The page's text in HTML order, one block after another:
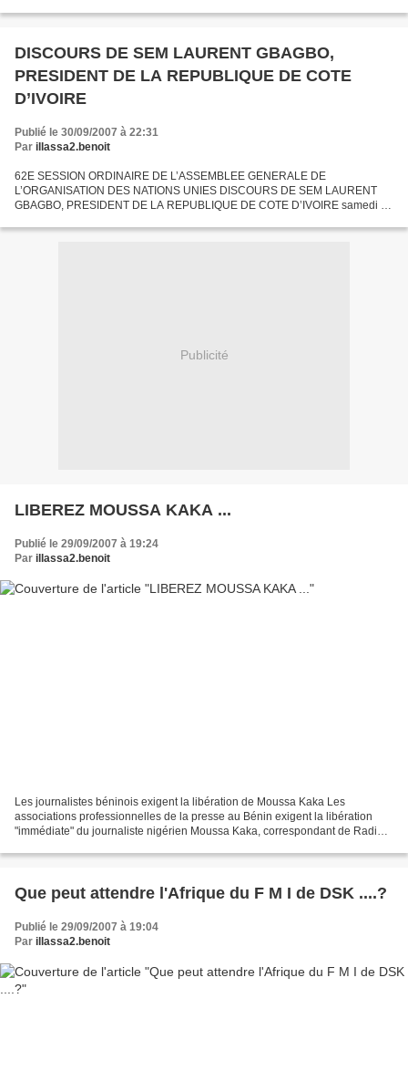
DISCOURS DE SEM LAURENT GBAGBO,
PRESIDENT DE LA REPUBLIQUE DE COTE
D’IVOIRE
Publié le 30/09/2007 à 22:31
Par illassa2.benoit
62E SESSION ORDINAIRE DE L’ASSEMBLEE GENERALE DE
L’ORGANISATION DES NATIONS UNIES DISCOURS DE SEM LAURENT
GBAGBO, PRESIDENT DE LA REPUBLIQUE DE COTE D’IVOIRE samedi 29
à la magistrature...
Publicité
LIBEREZ MOUSSA KAKA ...
Publié le 29/09/2007 à 19:24
Par illassa2.benoit
Les journalistes béninois exigent la libération de Moussa Kaka Les
associations professionnelles de la presse au Bénin exigent la libération
"immédiate" du journaliste nigérien Moussa Kaka, correspondant de Radio
Que peut attendre l'Afrique du F M I de DSK ....?
Publié le 29/09/2007 à 19:04
Par illassa2.benoit